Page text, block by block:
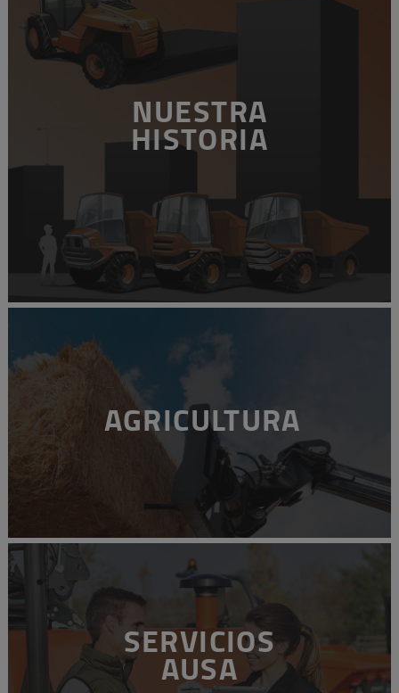
NUESTRA
HISTORIA
AGRICULTURA
SERVICIOS
AUSA